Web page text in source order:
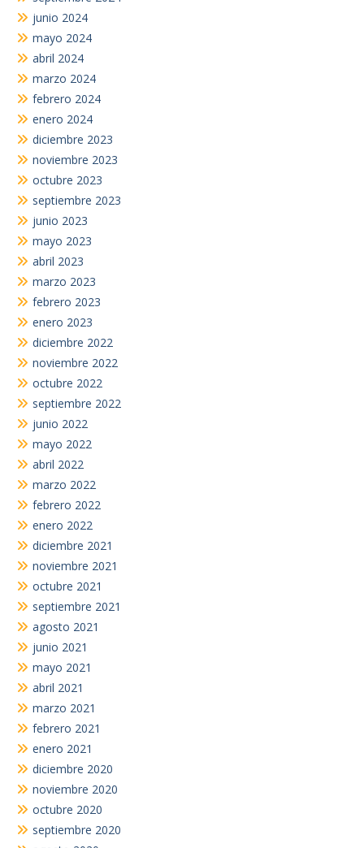
junio 2024
mayo 2024
abril 2024
marzo 2024
febrero 2024
enero 2024
diciembre 2023
noviembre 2023
octubre 2023
septiembre 2023
junio 2023
mayo 2023
abril 2023
marzo 2023
febrero 2023
enero 2023
diciembre 2022
noviembre 2022
octubre 2022
septiembre 2022
junio 2022
mayo 2022
abril 2022
marzo 2022
febrero 2022
enero 2022
diciembre 2021
noviembre 2021
octubre 2021
septiembre 2021
agosto 2021
junio 2021
mayo 2021
abril 2021
marzo 2021
febrero 2021
enero 2021
diciembre 2020
noviembre 2020
octubre 2020
septiembre 2020